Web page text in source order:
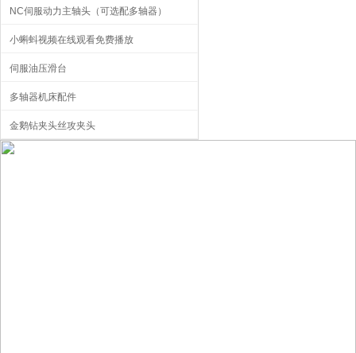
NC伺服动力主轴头（可选配多轴器）
小蝌蚪视频在线观看免费播放
伺服油压滑台
多轴器机床配件
金鹅钻夹头丝攻夹头